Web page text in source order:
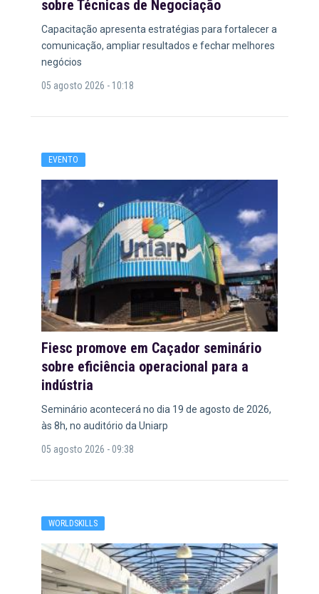
sobre Técnicas de Negociação
Capacitação apresenta estratégias para fortalecer a
comunicação, ampliar resultados e fechar melhores
negócios
05 agosto 2026 - 10:18
EVENTO
Fiesc promove em Caçador seminário
sobre eficiência operacional para a
indústria
Seminário acontecerá no dia 19 de agosto de 2026,
às 8h, no auditório da Uniarp
05 agosto 2026 - 09:38
WORLDSKILLS